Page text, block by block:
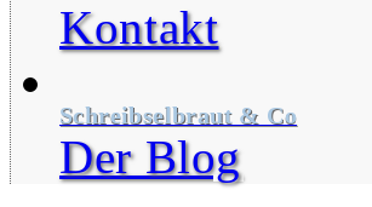
Kontakt
Schreibselbraut & Co
Der Blog